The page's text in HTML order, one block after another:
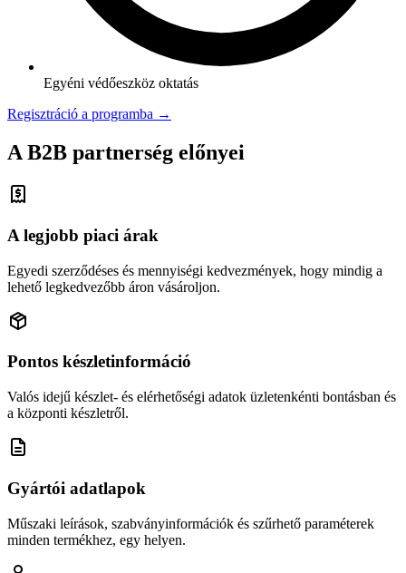
Egyéni védőeszköz oktatás
Regisztráció a programba →
A B2B partnerség előnyei
A legjobb piaci árak
Egyedi szerződéses és mennyiségi kedvezmények, hogy mindig a
lehető legkedvezőbb áron vásároljon.
Pontos készletinformáció
Valós idejű készlet- és elérhetőségi adatok üzletenkénti bontásban és
a központi készletről.
Gyártói adatlapok
Műszaki leírások, szabványinformációk és szűrhető paraméterek
minden termékhez, egy helyen.